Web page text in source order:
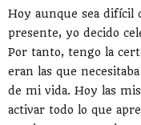
Hoy aunque sea difícil
presente, yo decido
Por tanto, tengo la
eran las que
de mi vida. Hoy las
activar todo lo que